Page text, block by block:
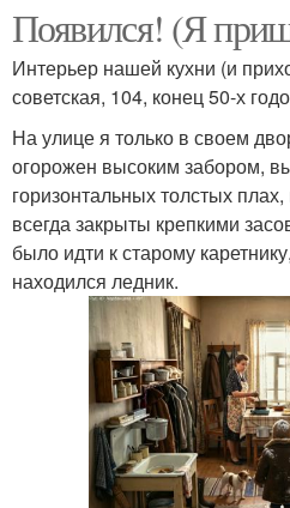
Появился! (Я
Интерьер нашей кухни (и
советская, 104, конец 50-х
На улице я только в своем
огорожен высоким забором,
горизонтальных толстых
всегда закрыты крепкими
было идти к старому
находился ледник.